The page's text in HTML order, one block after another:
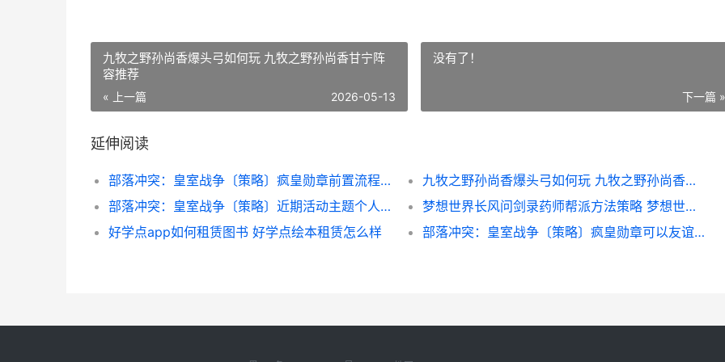
九牧之野孙尚香爆头弓如何玩 九牧之野孙尚香甘宁阵
容推荐
« 上一篇 2026-05-13
没有了！
下一篇 »
延伸阅读
部落冲突：皇室战争〔策略〕疯皇勋章前置流程：快速起小号 部落冲突皇室战争最强卡组
九牧之野孙尚香爆头弓如何玩 九牧之野孙尚香甘宁阵容推荐
部落冲突：皇室战争〔策略〕近期活动主题个人卡组同享 部落冲突皇室战争国际服
梦想世界长风问剑录药师帮派方法策略 梦想世界长风问剑录什么职业好玩
好学点app如何租赁图书 好学点绘本租赁怎么样
部落冲突：皇室战争〔策略〕疯皇勋章可以友谊战获取 部落冲突皇室战争创作者代码